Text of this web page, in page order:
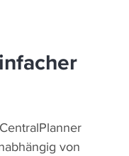
CentralPlanner
von